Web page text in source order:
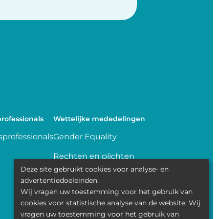
Wettelijke mededelingen
Gender Equality
Rechten en plichten
Delen van gegevens
Transparence
Politique de la vie privée
Deze site gebruikt cookies voor analyse- en
advertentiedoeleinden.
Wij vragen uw toestemming voor het gebruik van
cookies voor statistische analyse van de website. Wij
vragen uw toestemming voor het gebruik van